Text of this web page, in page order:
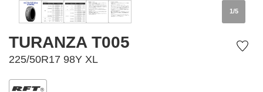
1/5
TURANZA T005
225/50R17 98Y XL